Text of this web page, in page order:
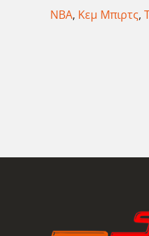
NBA, Κεμ Μπιρτς,